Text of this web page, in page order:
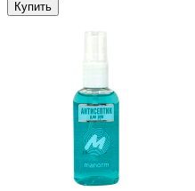
Купить